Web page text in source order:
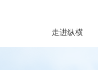
走进纵横